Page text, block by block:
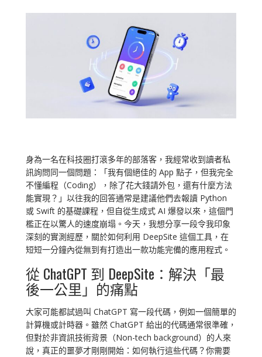
身為一名在科技圈打滾多年的部落客，我經常收到讀者私
訊詢問同一個問題：「我有個絕佳的 App 點子，但我完全
不懂編程（Coding），除了花大錢請外包，還有什麼方法
能實現？」以往我的回答通常是建議他們去報讀 Python
或 Swift 的基礎課程，但自從生成式 AI 爆發以來，這個門
檻正在以驚人的速度崩塌。今天，我想分享一段令我印象
深刻的實測經歷，關於如何利用 DeepSite 這個工具，在
短短一分鐘內從無到有打造出一款功能完備的應用程式。
從 ChatGPT 到 DeepSite：解決「最
後一公里」的痛點
大家可能都試過叫 ChatGPT 寫一段代碼，例如一個簡單的
計算機或計時器。雖然 ChatGPT 給出的代碼通常很準確，
但對於非資訊技術背景（Non-tech background）的人來
說，真正的噩夢才剛剛開始：如何執行這些代碼？你需要